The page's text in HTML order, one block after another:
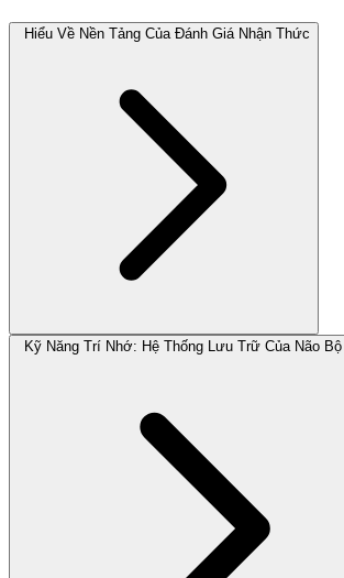
Hiểu Về Nền Tảng Của Đánh Giá Nhận Thức
Kỹ Năng Trí Nhớ: Hệ Thống Lưu Trữ Của Não